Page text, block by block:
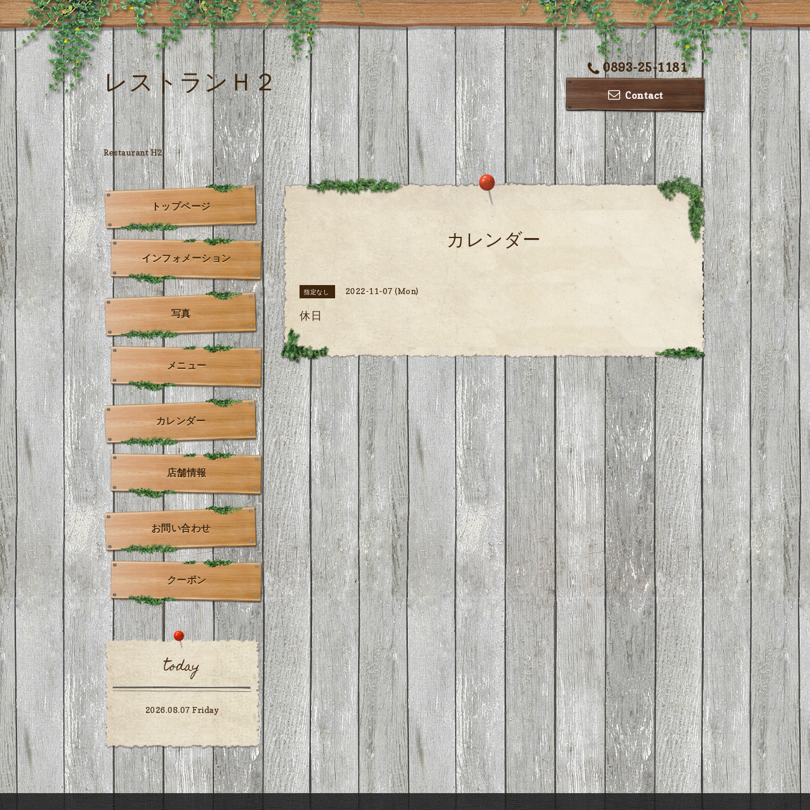
0893-25-1181
Contact
レストランＨ２
Restaurant H2
カレンダー
指定なし 2022-11-07 (Mon)
休日
トップページ
インフォメーション
写真
メニュー
カレンダー
店舗情報
お問い合わせ
クーポン
today
2026.08.07 Friday